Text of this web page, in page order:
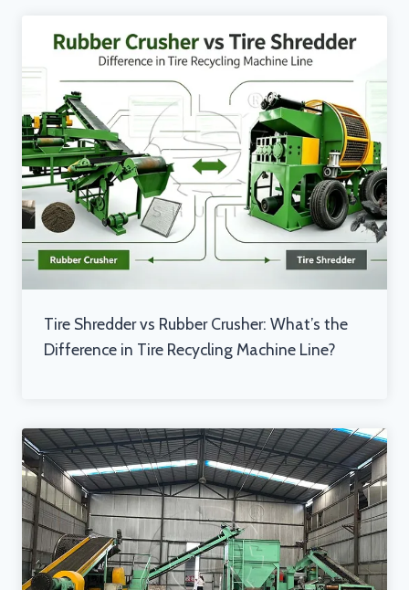
Tire Shredder vs Rubber Crusher: What’s the
Difference in Tire Recycling Machine Line?